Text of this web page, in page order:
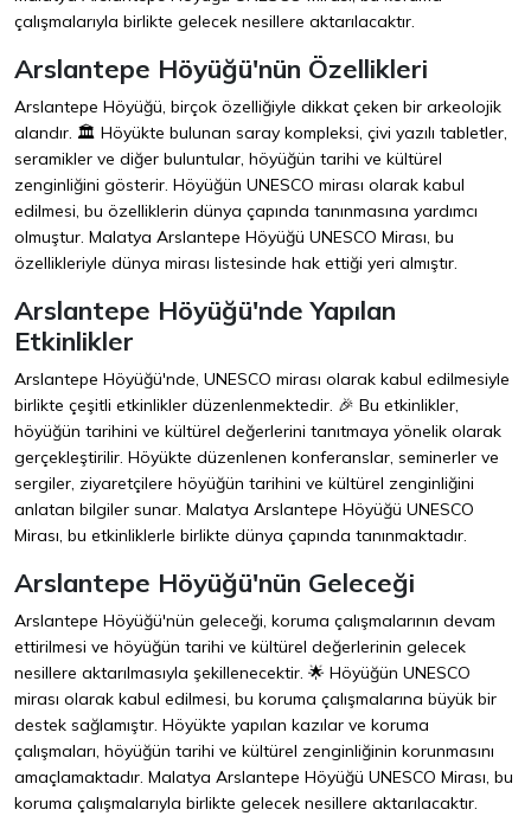
çalışmalarıyla birlikte gelecek nesillere aktarılacaktır.
Arslantepe Höyüğü'nün Özellikleri
Arslantepe Höyüğü, birçok özelliğiyle dikkat çeken bir arkeolojik
alandır. 🏛️ Höyükte bulunan saray kompleksi, çivi yazılı tabletler,
seramikler ve diğer buluntular, höyüğün tarihi ve kültürel
zenginliğini gösterir. Höyüğün UNESCO mirası olarak kabul
edilmesi, bu özelliklerin dünya çapında tanınmasına yardımcı
olmuştur. Malatya Arslantepe Höyüğü UNESCO Mirası, bu
özellikleriyle dünya mirası listesinde hak ettiği yeri almıştır.
Arslantepe Höyüğü'nde Yapılan
Etkinlikler
Arslantepe Höyüğü'nde, UNESCO mirası olarak kabul edilmesiyle
birlikte çeşitli etkinlikler düzenlenmektedir. 🎉 Bu etkinlikler,
höyüğün tarihini ve kültürel değerlerini tanıtmaya yönelik olarak
gerçekleştirilir. Höyükte düzenlenen konferanslar, seminerler ve
sergiler, ziyaretçilere höyüğün tarihini ve kültürel zenginliğini
anlatan bilgiler sunar. Malatya Arslantepe Höyüğü UNESCO
Mirası, bu etkinliklerle birlikte dünya çapında tanınmaktadır.
Arslantepe Höyüğü'nün Geleceği
Arslantepe Höyüğü'nün geleceği, koruma çalışmalarının devam
ettirilmesi ve höyüğün tarihi ve kültürel değerlerinin gelecek
nesillere aktarılmasıyla şekillenecektir. 🌟 Höyüğün UNESCO
mirası olarak kabul edilmesi, bu koruma çalışmalarına büyük bir
destek sağlamıştır. Höyükte yapılan kazılar ve koruma
çalışmaları, höyüğün tarihi ve kültürel zenginliğinin korunmasını
amaçlamaktadır. Malatya Arslantepe Höyüğü UNESCO Mirası, bu
koruma çalışmalarıyla birlikte gelecek nesillere aktarılacaktır.